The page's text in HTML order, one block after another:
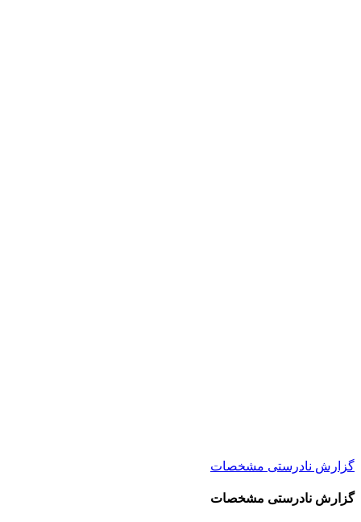
گزارش نادرستی مشخصات
گزارش نادرستی مشخصات